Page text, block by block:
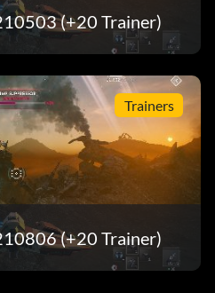
(+20 Trainer)
Trainers
(+20 Trainer)